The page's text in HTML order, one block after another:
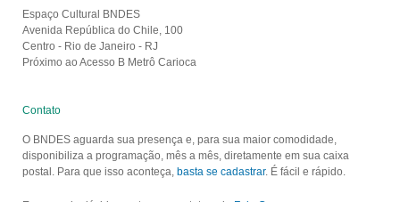
Espaço Cultural BNDES
Avenida República do Chile, 100
Centro - Rio de Janeiro - RJ
Próximo ao Acesso B Metrô Carioca
Contato
O BNDES aguarda sua presença e, para sua maior comodidade,
disponibiliza a programação, mês a mês, diretamente em sua caixa
postal. Para que isso aconteça, basta se cadastrar. É fácil e rápido.